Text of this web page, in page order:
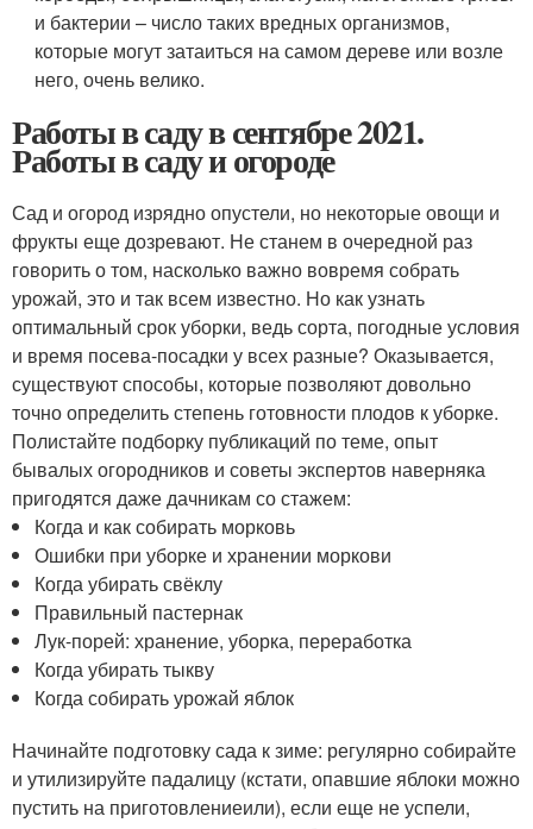
и бактерии – число таких вредных организмов,
которые могут затаиться на самом дереве или возле
него, очень велико.
Работы в саду в сентябре 2021.
Работы в саду и огороде
Сад и огород изрядно опустели, но некоторые овощи и
фрукты еще дозревают. Не станем в очередной раз
говорить о том, насколько важно вовремя собрать
урожай, это и так всем известно. Но как узнать
оптимальный срок уборки, ведь сорта, погодные условия
и время посева-посадки у всех разные? Оказывается,
существуют способы, которые позволяют довольно
точно определить степень готовности плодов к уборке.
Полистайте подборку публикаций по теме, опыт
бывалых огородников и советы экспертов наверняка
пригодятся даже дачникам со стажем:
Когда и как собирать морковь
Ошибки при уборке и хранении моркови
Когда убирать свёклу
Правильный пастернак
Лук-порей: хранение, уборка, переработка
Когда убирать тыкву
Когда собирать урожай яблок
Начинайте подготовку сада к зиме: регулярно собирайте
и утилизируйте падалицу (кстати, опавшие яблоки можно
пустить на приготовлениеили), если еще не успели,